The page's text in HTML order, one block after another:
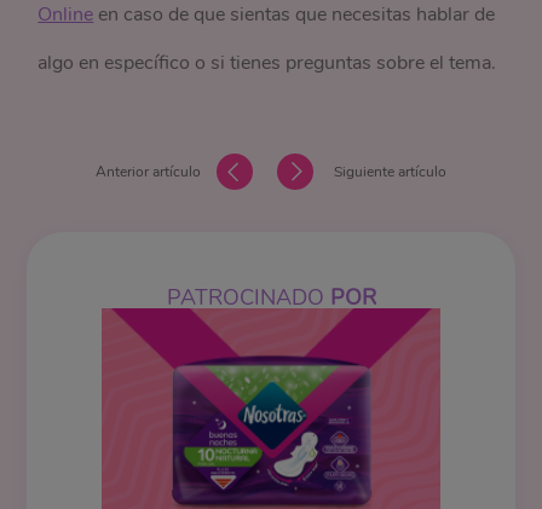
Online en caso de que sientas que necesitas hablar de
algo en específico o si tienes preguntas sobre el tema.
Anterior artículo Siguiente artículo
PATROCINADO POR